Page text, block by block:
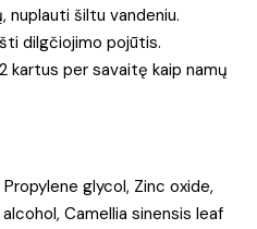
nuplauti šiltu vandeniu.
dilgčiojimo pojūtis.
kartus per savaitę kaip namų
glycol, Zinc oxide,
Camellia sinensis leaf